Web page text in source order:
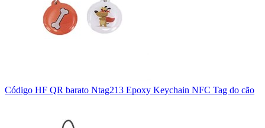
Código HF QR barato Ntag213 Epoxy Keychain NFC Tag do cão